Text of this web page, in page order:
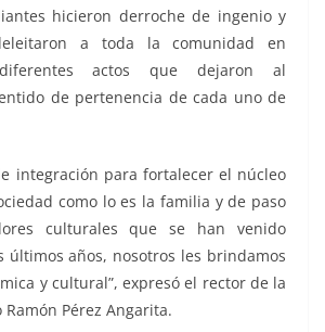
hicieron derroche de ingenio y
a toda la comunidad en
actos que dejaron al
de pertenencia de cada uno de
integración para fortalecer el núcleo
como lo es la familia y de paso
culturales que se han venido
últimos años, nosotros les brindamos
y cultural”, expresó el rector de la
Pérez Angarita.